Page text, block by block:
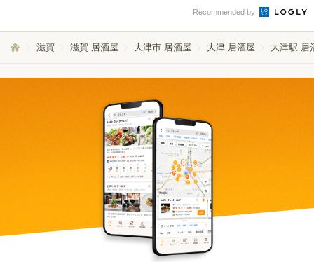
Recommended by
滋賀 滋賀 居酒屋 大津市 居酒屋 大津 居酒屋 大津駅 居